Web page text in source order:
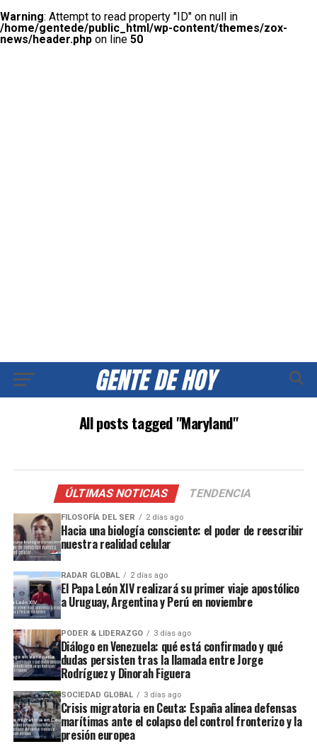
Warning: Attempt to read property "ID" on null in
/home/gentede/public_html/wp-content/themes/zox-
news/header.php on line 50
All posts tagged "Maryland"
ÚLTIMAS NOTICIAS TENDENCIA
FILOSOFÍA DEL SER 2 días ago
Hacia una biología consciente: el poder de reescribir
nuestra realidad celular
RADAR GLOBAL 2 días ago
El Papa León XIV realizará su primer viaje apostólico
a Uruguay, Argentina y Perú en noviembre
PODER & LIDERAZGO 3 días ago
Diálogo en Venezuela: qué está confirmado y qué
dudas persisten tras la llamada entre Jorge
Rodríguez y Dinorah Figuera
SOCIEDAD GLOBAL 3 días ago
Crisis migratoria en Ceuta: España alinea defensas
marítimas ante el colapso del control fronterizo y la
presión europea